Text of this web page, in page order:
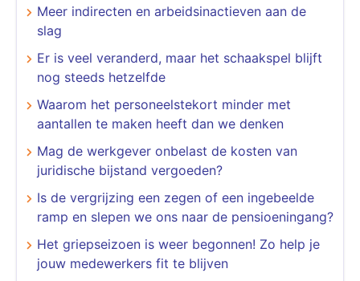
Meer indirecten en arbeidsinactieven aan de
slag
Er is veel veranderd, maar het schaakspel blijft
nog steeds hetzelfde
Waarom het personeelstekort minder met
aantallen te maken heeft dan we denken
Mag de werkgever onbelast de kosten van
juridische bijstand vergoeden?
Is de vergrijzing een zegen of een ingebeelde
ramp en slepen we ons naar de pensioeningang?
Het griepseizoen is weer begonnen! Zo help je
jouw medewerkers fit te blijven